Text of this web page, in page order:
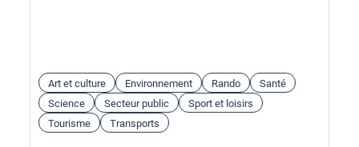
Art et culture Environnement Rando
Santé
Science
Secteur public
Sport et loisirs
Tourisme
Transports